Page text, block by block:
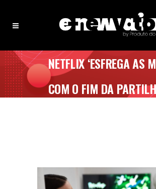
NETFLIX ‘ESFREGA AS
COM O FIM DA